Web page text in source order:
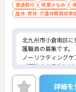
車通勤可 残業少なめ
産休･育休･介護休暇取得実
北九州市小倉南区
護職員の募集です。
ノーリフティングケ
ご興味のある方に
に詳細をお話しい
ださい。
詳細を